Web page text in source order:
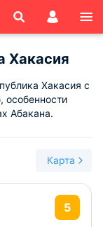
Хакасия
Хакасия с
особенности
Абакана.
Карта
5